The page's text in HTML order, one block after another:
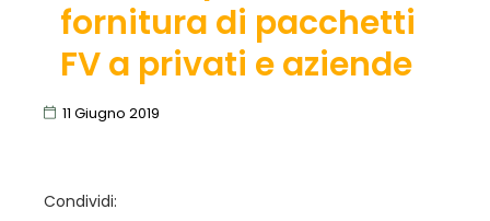
fornitura di pacchetti
FV a privati e aziende
11 Giugno 2019
Condividi: